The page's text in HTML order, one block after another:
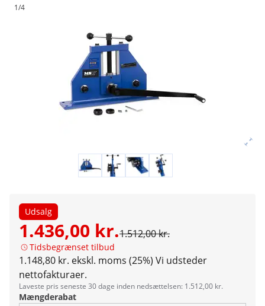
1/4
Udsalg
1.436,00 kr.1.512,00 kr.
Tidsbegrænset tilbud
1.148,80 kr. ekskl. moms (25%) Vi udsteder
nettofakturaer.
Laveste pris seneste 30 dage inden nedsættelsen: 1.512,00 kr.
Mængderabat